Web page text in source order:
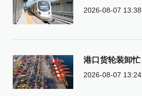
2026-08-07 13:38
港口货轮装卸忙
2026-08-07 13:24